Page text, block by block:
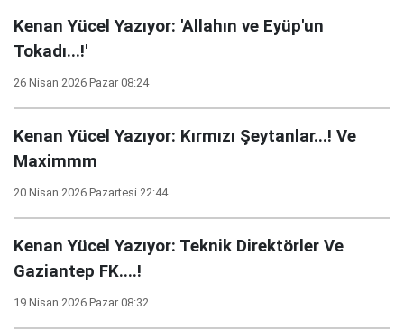
Kenan Yücel Yazıyor: 'Allahın ve Eyüp'un
Tokadı...!'
26 Nisan 2026 Pazar 08:24
Kenan Yücel Yazıyor: Kırmızı Şeytanlar...! Ve
Maximmm
20 Nisan 2026 Pazartesi 22:44
Kenan Yücel Yazıyor: Teknik Direktörler Ve
Gaziantep FK....!
19 Nisan 2026 Pazar 08:32